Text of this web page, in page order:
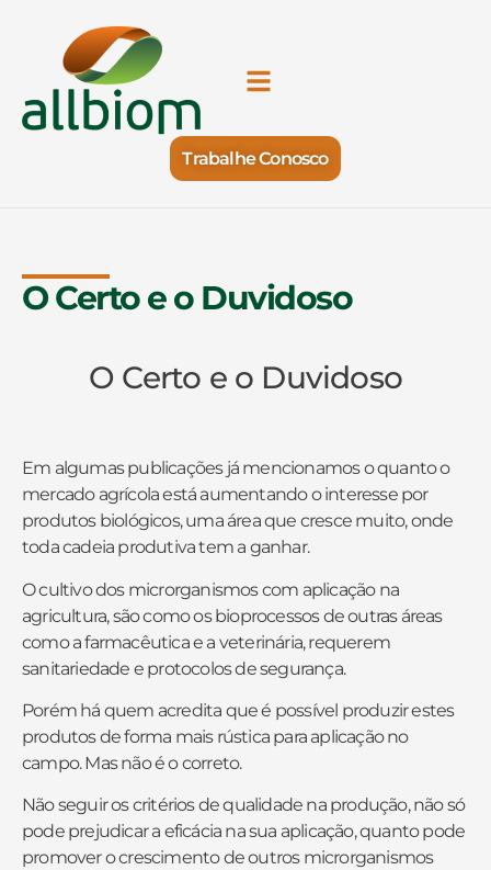
Trabalhe Conosco
O Certo e o Duvidoso
O Certo e o Duvidoso
Em algumas publicações já mencionamos o quanto o
mercado agrícola está aumentando o interesse por
produtos biológicos, uma área que cresce muito, onde
toda cadeia produtiva tem a ganhar.
O cultivo dos microrganismos com aplicação na
agricultura, são como os bioprocessos de outras áreas
como a farmacêutica e a veterinária, requerem
sanitariedade e protocolos de segurança.
Porém há quem acredita que é possível produzir estes
produtos de forma mais rústica para aplicação no
campo. Mas não é o correto.
Não seguir os critérios de qualidade na produção, não só
pode prejudicar a eficácia na sua aplicação, quanto pode
promover o crescimento de outros microrganismos